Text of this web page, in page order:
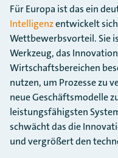
Für Europa ist das ein
Intelligenzentwickelt
Wettbewerbsvorteil. Sie
Werkzeug, das
Wirtschaftsbereichen
nutzen, um Prozesse zu
neue Geschäftsmodelle
leistungsfähigsten
schwächt das die
und vergrößert den